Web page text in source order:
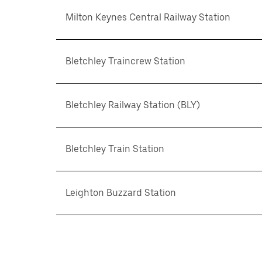
Milton Keynes Central Railway Station
Bletchley Traincrew Station
Bletchley Railway Station (BLY)
Bletchley Train Station
Leighton Buzzard Station